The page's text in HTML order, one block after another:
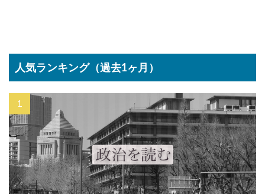
人気ランキング（過去1ヶ月）